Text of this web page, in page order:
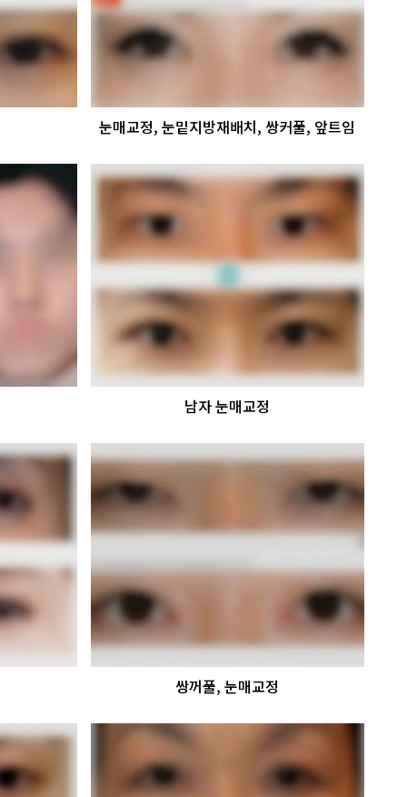
눈매교정, 눈밑지방재배치, 쌍커풀, 앞트임
남자 눈매교정
쌍꺼풀, 눈매교정